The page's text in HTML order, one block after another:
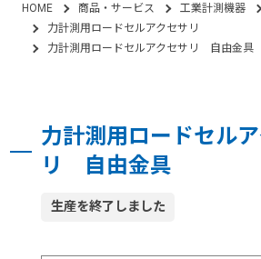
HOME 商品・サービス 工業計測機器
力計測用ロードセルアクセサリ
力計測用ロードセルアクセサリ 自由金具
力計測用ロードセル
リ 自由金具
生産を終了しました